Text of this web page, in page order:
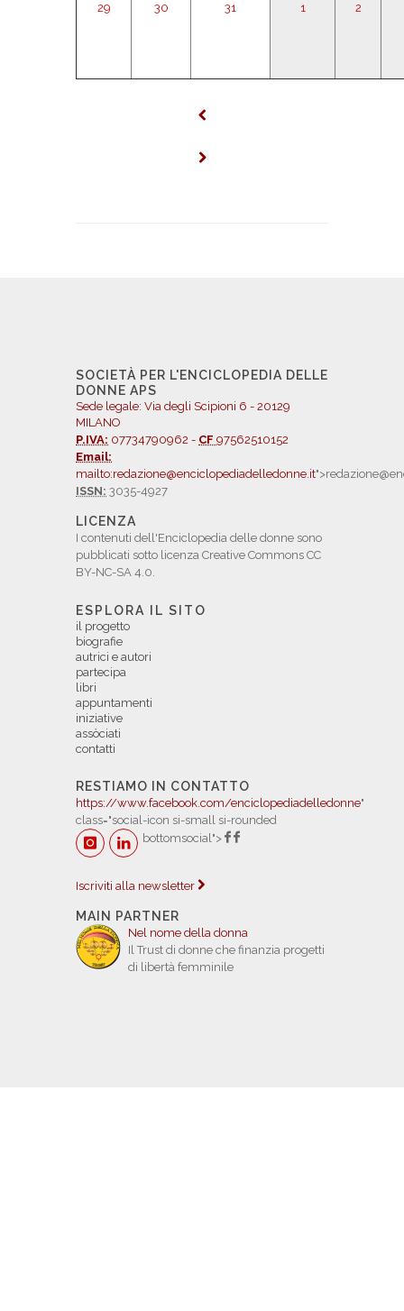
29 30 31 1 2
SOCIETÀ PER L'ENCICLOPEDIA DELLE
DONNE APS
Sede legale: Via degli Scipioni 6 - 20129
MILANO
P.IVA: 07734790962 - CF 97562510152
Email:
mailto:redazione@enciclopediadelledonne.it
ISSN: 3035-4927
LICENZA
I contenuti dell'Enciclopedia delle donne sono
pubblicati sotto licenza Creative Commons CC
BY-NC-SA 4.0.
ESPLORA IL SITO
il progetto
biografie
autrici e autori
partecipa
libri
appuntamenti
iniziative
assòciati
contatti
RESTIAMO IN CONTATTO
https://www.facebook.com/enciclopediadelledonne"
class="social-icon si-small si-rounded
bottomsocial">
Iscriviti alla newsletter
MAIN PARTNER
Nel nome della donna
Il Trust di donne che finanzia progetti
di libertà femminile